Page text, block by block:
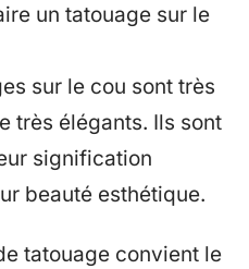
un tatouage sur le
sur le cou sont très
très élégants. Ils sont
signification
beauté esthétique.
tatouage convient le